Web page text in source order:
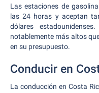
Las estaciones de
las 24 horas y aceptan
dólares
notablemente más altos
en su presupuesto.
Conducir en
La conducción en Costa